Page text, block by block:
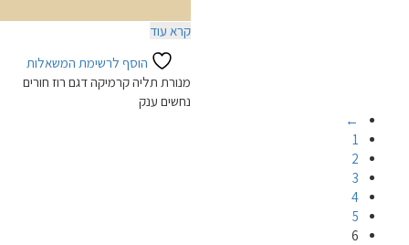
קרא עוד
הוסף לרשימת המשאלות
מנורת תליה קרמיקה דגם רוז חורים
נחשים ענק
←
1
2
3
4
5
6